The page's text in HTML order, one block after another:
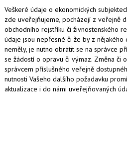
Veškeré údaje o ekonomických
zde uveřejňujeme, pocházejí z veřejně
obchodního rejstříku či živnostenského
údaje jsou nepřesné či že by z
neměly, je nutno obrátit se na správce
se žádostí o opravu či výmaz. Změna či
správcem příslušného veřejně
nutnosti Vašeho dalšího požadavku
aktualizace i do námi uveřejňovaných